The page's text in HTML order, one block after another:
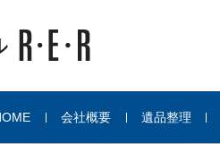
会社概要 遺品整理